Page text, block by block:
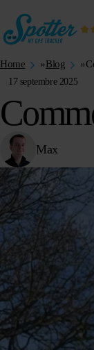
Home »Blog »
17 septembre 2025
Max